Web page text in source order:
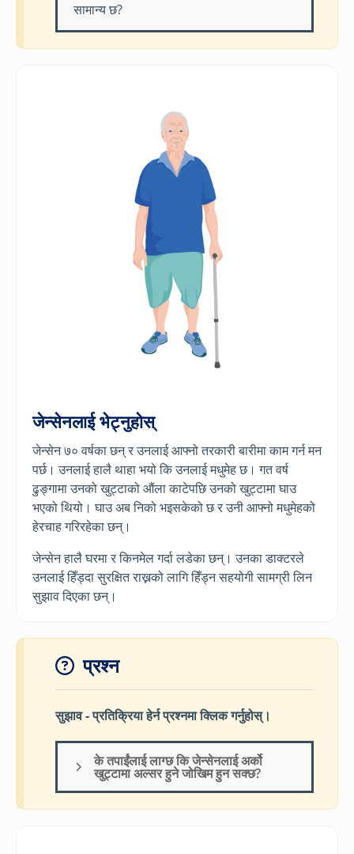
सामान्य छ?
जेन्सेनलाई भेट्नुहोस्
जेन्सेन ७० वर्षका छन् र उनलाई आफ्नो तरकारी बारीमा काम गर्न मन
पर्छ। उनलाई हालै थाहा भयो कि उनलाई मधुमेह छ। गत वर्ष
ढुङ्गामा उनको खुट्टाको औंला काटेपछि उनको खुट्टामा घाउ
भएको थियो। घाउ अब निको भइसकेको छ र उनी आफ्नो मधुमेहको
हेरचाह गरिरहेका छन्।
जेन्सेन हालै घरमा र किनमेल गर्दा लडेका छन्। उनका डाक्टरले
उनलाई हिँड्दा सुरक्षित राख्नको लागि हिँड्न सहयोगी सामग्री लिन
सुझाव दिएका छन्।
प्रश्न
सुझाव - प्रतिक्रिया हेर्न प्रश्नमा क्लिक गर्नुहोस्।
के तपाईंलाई लाग्छ कि जेन्सेनलाई अर्को
खुट्टामा अल्सर हुने जोखिम हुन सक्छ?